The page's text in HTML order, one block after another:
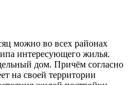
можно во всех районах
интересующего жилья.
дом. Причём согласно
на своей территории